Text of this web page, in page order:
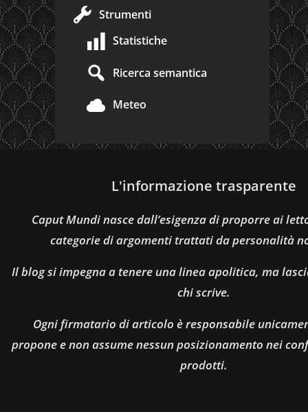
Strumenti
Statistiche
Ricerca semantica
Meteo
L'informazione trasparente
Caput Mundi nasce dall’esigenza di proporre ai
categorie di argomenti trattati da personalità
Il blog si impegna a tenere una linea apolitica, ma
chi scrive.
Ogni firmatario di articolo è responsabile
propone e non assume nessun posizionamento nei
prodotti.